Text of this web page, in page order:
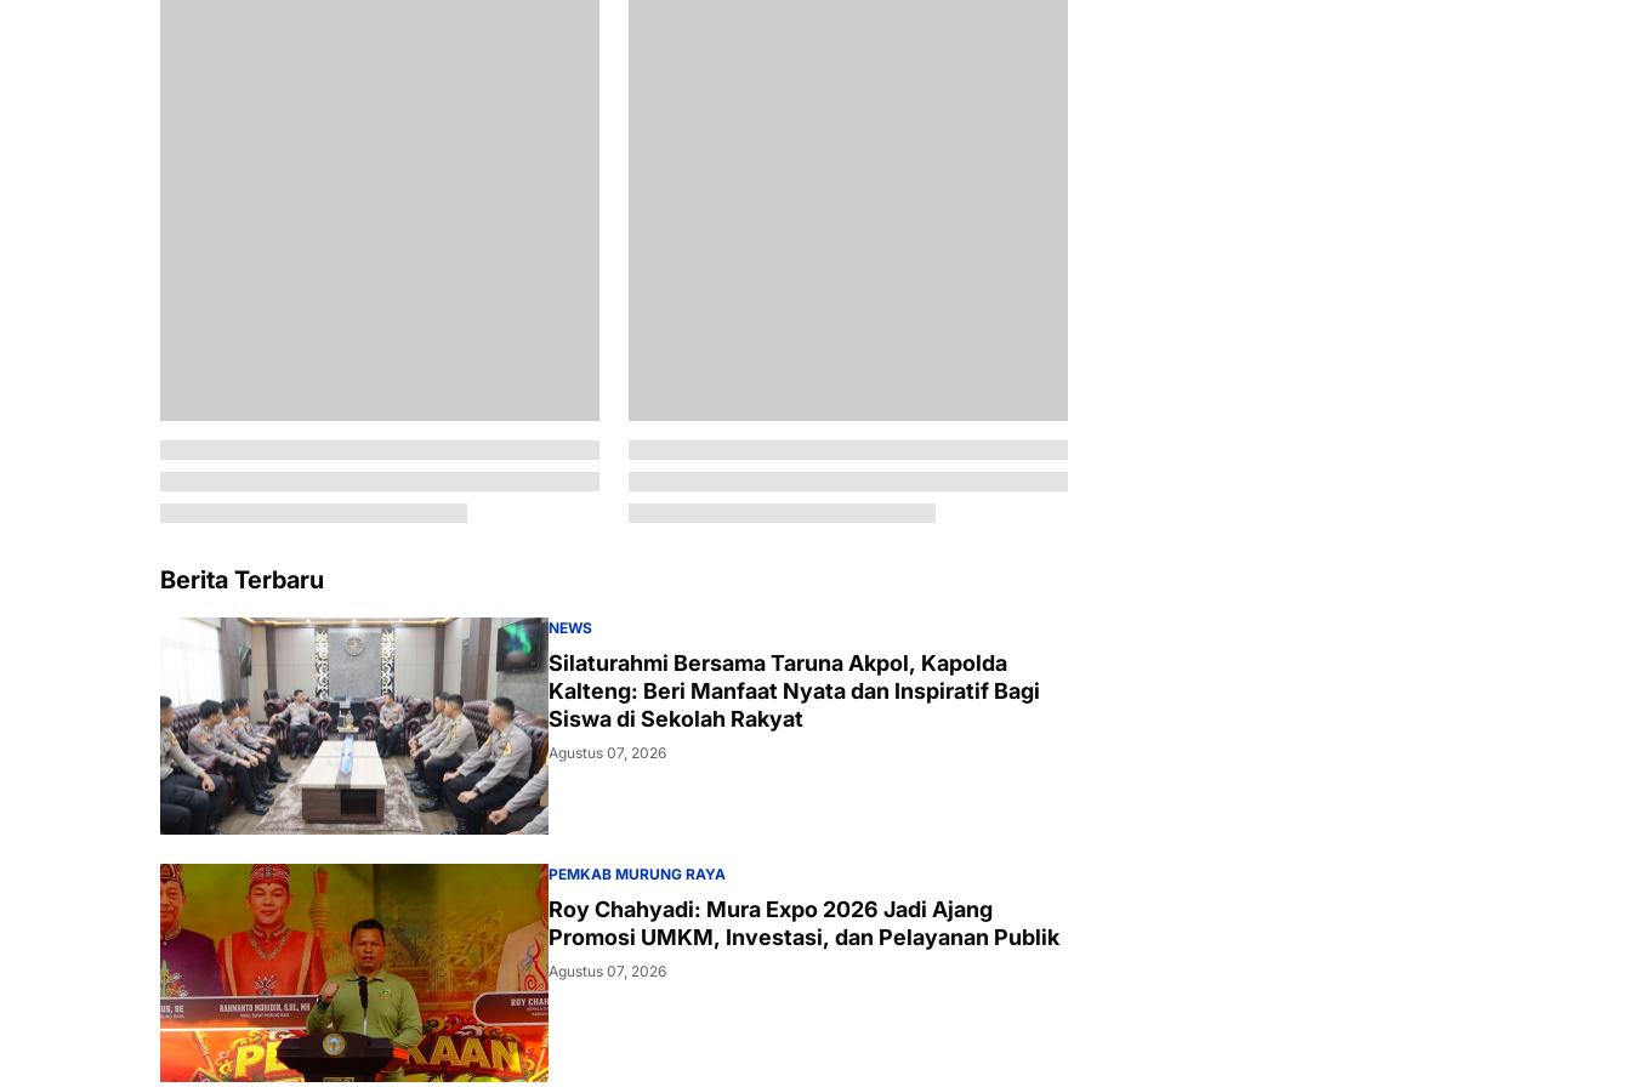
Berita Terbaru
NEWS
Silaturahmi Bersama Taruna Akpol, Kapolda
Kalteng: Beri Manfaat Nyata dan Inspiratif Bagi
Siswa di Sekolah Rakyat
Agustus 07, 2026
PEMKAB MURUNG RAYA
Roy Chahyadi: Mura Expo 2026 Jadi Ajang
Promosi UMKM, Investasi, dan Pelayanan Publik
Agustus 07, 2026